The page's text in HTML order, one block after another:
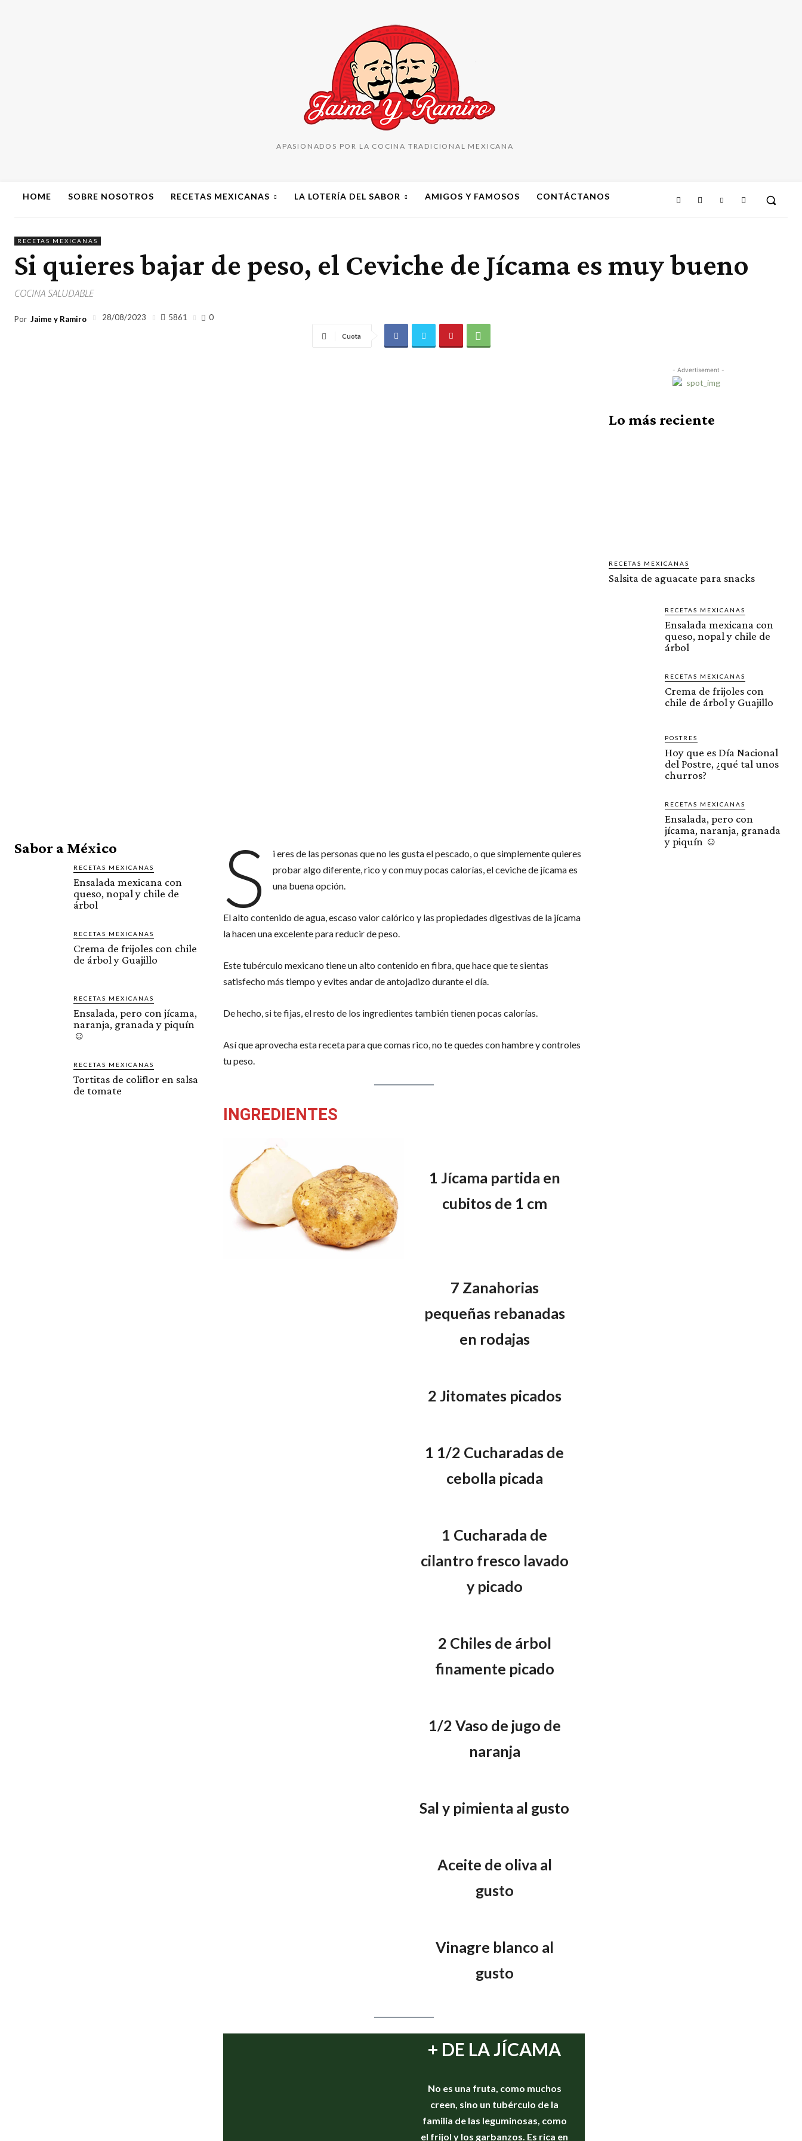
APASIONADOS POR LA COCINA TRADICIONAL MEXICANA
HOME SOBRE NOSOTROS RECETAS MEXICANAS LA LOTERÍA DEL SABOR AMIGOS Y FAMOSOS CONTÁCTANOS
RECETAS MEXICANAS
Si quieres bajar de peso, el Ceviche de Jícama es muy bueno
COCINA SALUDABLE
Por Jaime y Ramiro 28/08/2023 5861 0
Cuota
Sabor a México
RECETAS MEXICANAS
Ensalada mexicana con
queso, nopal y chile de
árbol
RECETAS MEXICANAS
Crema de frijoles con chile
de árbol y Guajillo
RECETAS MEXICANAS
Ensalada, pero con jícama,
naranja, granada y piquín
☺️
RECETAS MEXICANAS
Tortitas de coliflor en salsa
de tomate
S
i eres de las personas que no les gusta el pescado, o que simplemente quieres
probar algo diferente, rico y con muy pocas calorías, el ceviche de jícama es
una buena opción.
El alto contenido de agua, escaso valor calórico y las propiedades digestivas de la jícama
la hacen una excelente para reducir de peso.
Este tubérculo mexicano tiene un alto contenido en fibra, que hace que te sientas
satisfecho más tiempo y evites andar de antojadizo durante el día.
De hecho, si te fijas, el resto de los ingredientes también tienen pocas calorías.
Así que aprovecha esta receta para que comas rico, no te quedes con hambre y controles
tu peso.
INGREDIENTES
1 Jícama partida en
cubitos de 1 cm
7 Zanahorias
pequeñas rebanadas
en rodajas
2 Jitomates picados
1 1/2 Cucharadas de
cebolla picada
1 Cucharada de
cilantro fresco lavado
y picado
2 Chiles de árbol
finamente picado
1/2 Vaso de jugo de
naranja
Sal y pimienta al gusto
Aceite de oliva al
gusto
Vinagre blanco al
gusto
+ DE LA JÍCAMA
No es una fruta, como muchos
creen, sino un tubérculo de la
familia de las leguminosas, como
el frijol y los garbanzos. Es rica en
- Advertisement -
Lo más reciente
RECETAS MEXICANAS
Salsita de aguacate para snacks
RECETAS MEXICANAS
Ensalada mexicana con
queso, nopal y chile de
árbol
RECETAS MEXICANAS
Crema de frijoles con
chile de árbol y Guajillo
POSTRES
Hoy que es Día Nacional
del Postre, ¿qué tal unos
churros?
RECETAS MEXICANAS
Ensalada, pero con
jícama, naranja, granada
y piquín ☺️